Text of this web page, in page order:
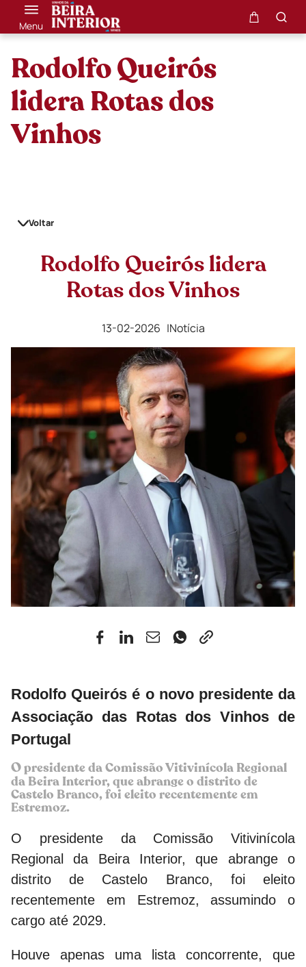
Menu
Rodolfo Queirós
lidera Rotas dos
Vinhos
Voltar
Rodolfo Queirós lidera
Rotas dos Vinhos
13-02-2026 |Notícia
Rodolfo Queirós é o novo presidente da
Associação das Rotas dos Vinhos de
Portugal
Opresidente da Comissão Vitivinícola Regional
da Beira Interior, que abrange o distrito de
Castelo Branco, foi eleito recentemente em
Estremoz.
O presidente da Comissão Vitivinícola
Regional da Beira Interior, que abrange o
distrito de Castelo Branco, foi eleito
recentemente em Estremoz, assumindo o
cargo até 2029.
Houve apenas uma lista concorrente, que